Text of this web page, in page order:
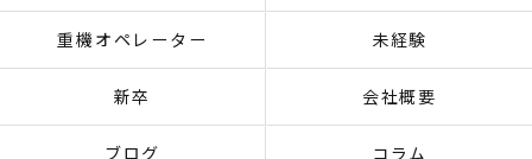
重機オペレーター 未経験
新卒 会社概要
ブログ コラム